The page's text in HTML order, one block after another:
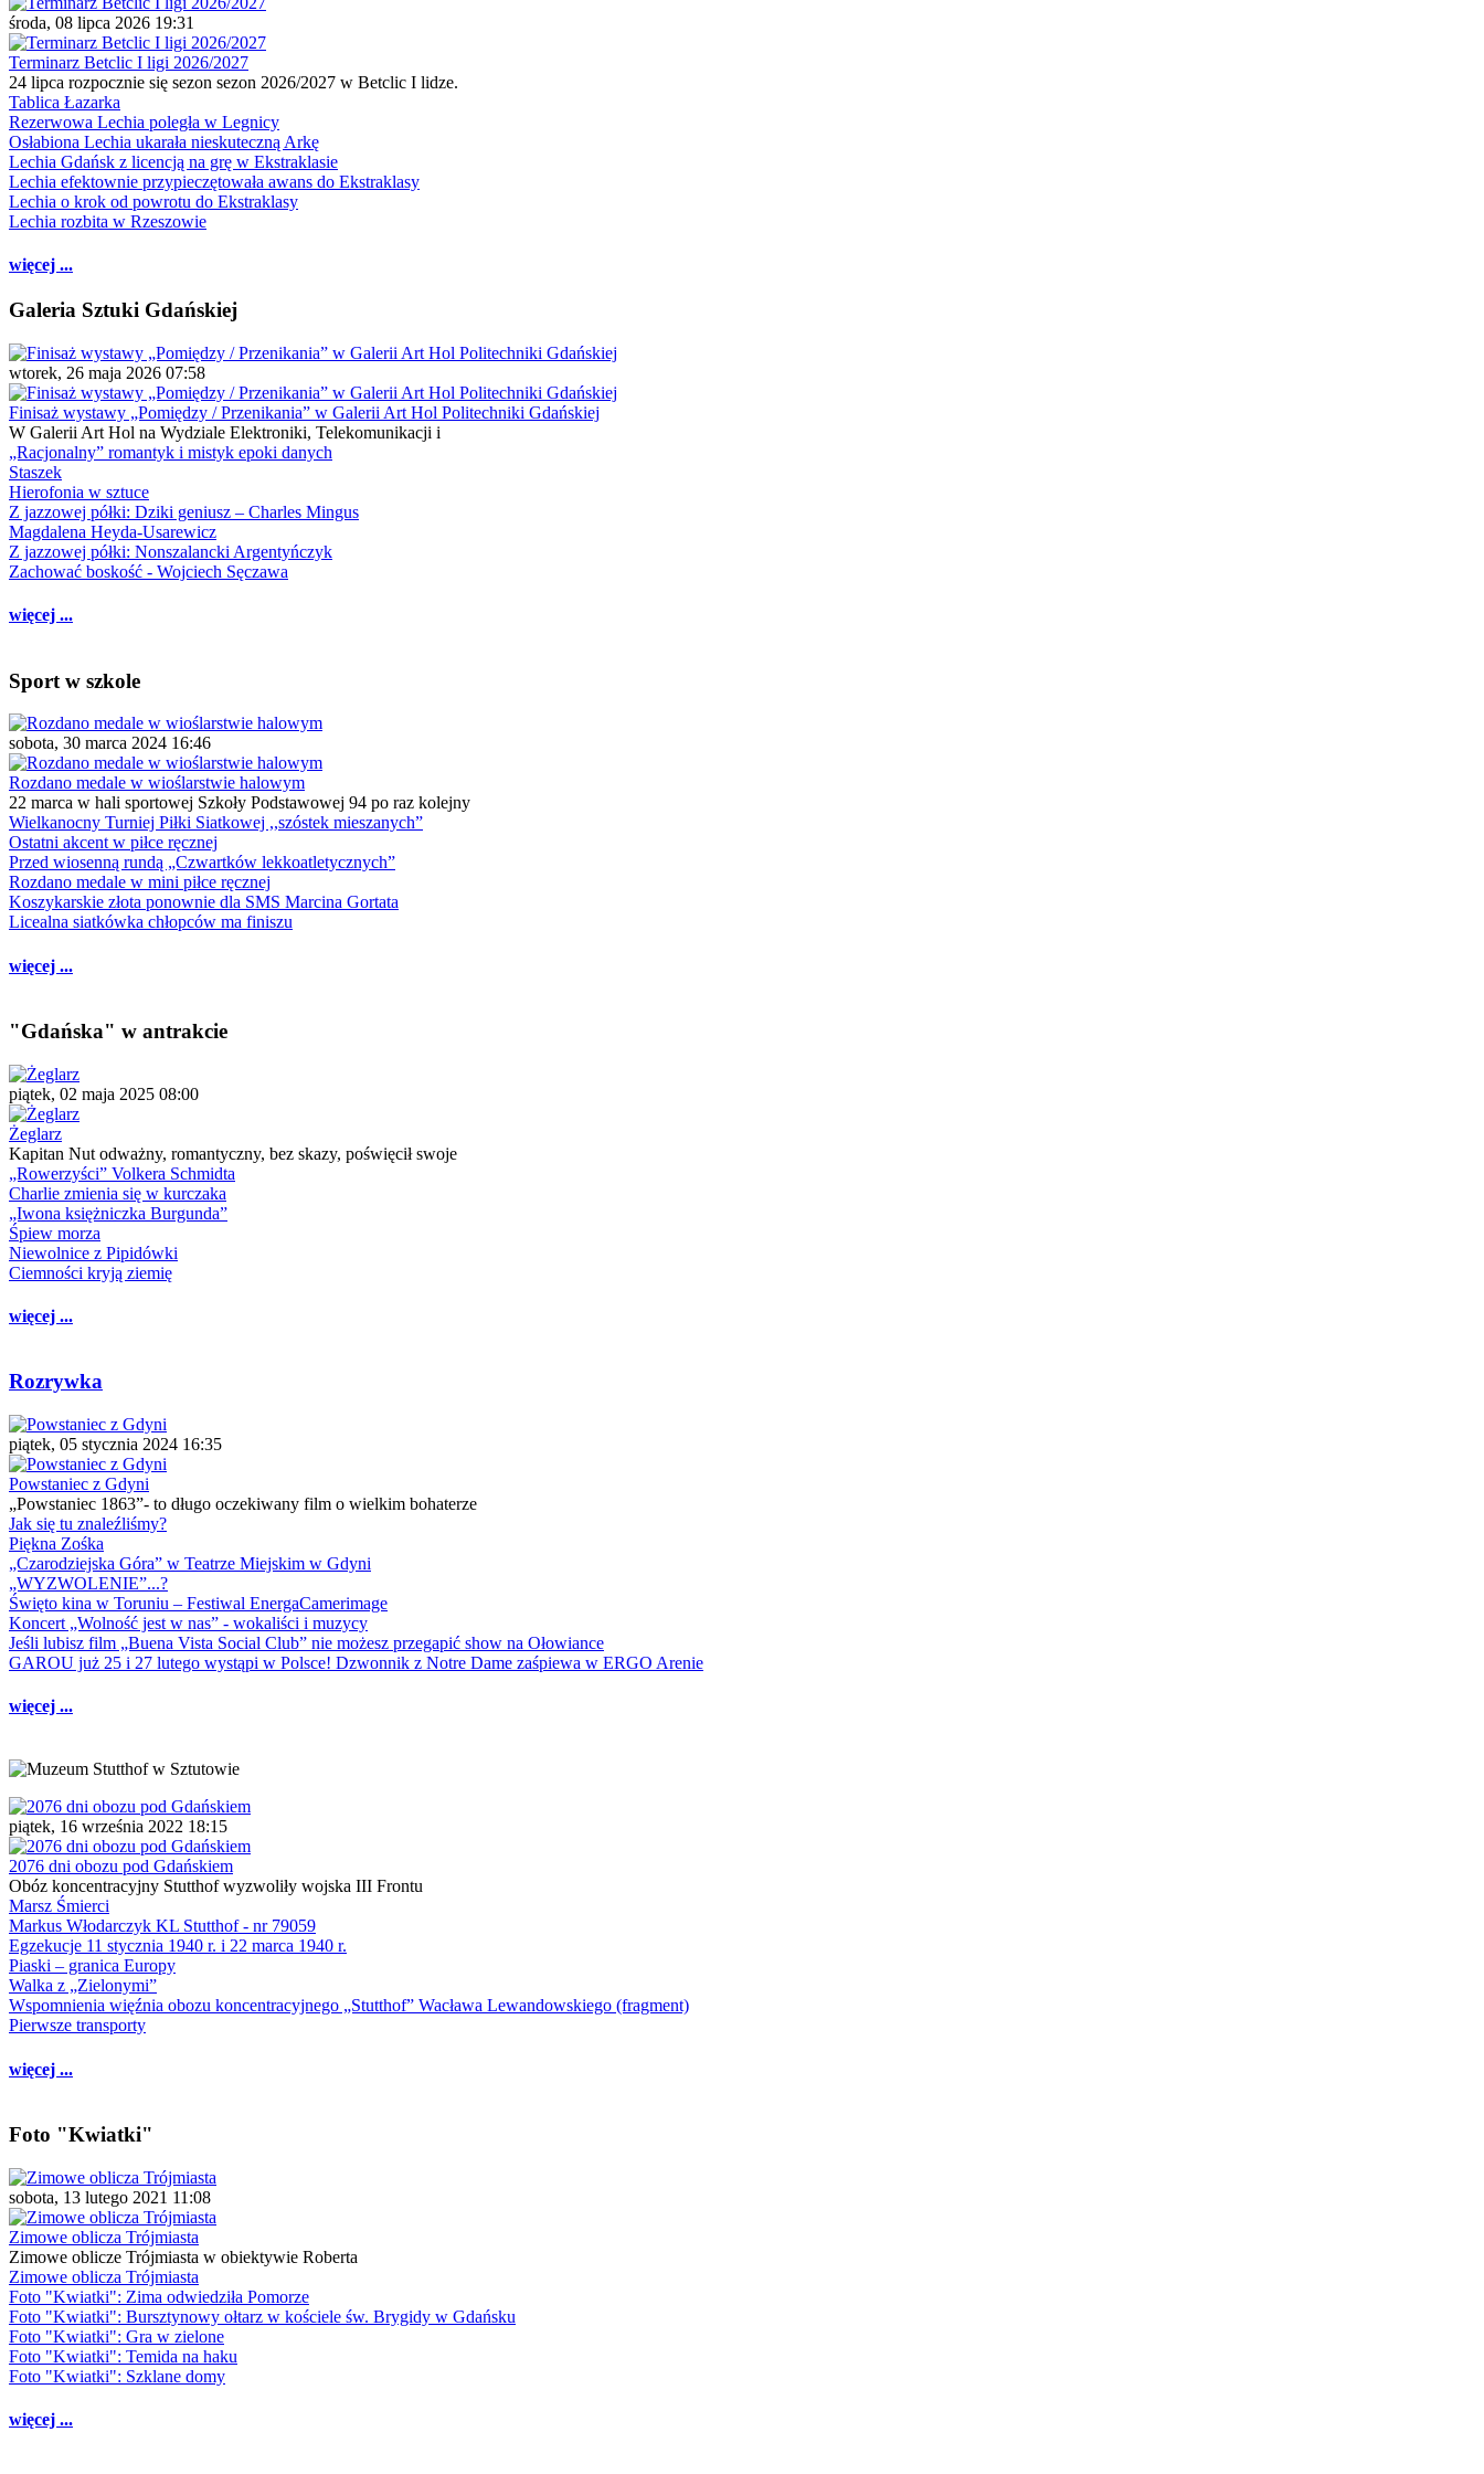
środa, 08 lipca 2026 19:31
Terminarz Betclic I ligi 2026/2027
24 lipca rozpocznie się sezon sezon 2026/2027 w Betclic I lidze.
Tablica Łazarka
Rezerwowa Lechia poległa w Legnicy
Osłabiona Lechia ukarała nieskuteczną Arkę
Lechia Gdańsk z licencją na grę w Ekstraklasie
Lechia efektownie przypieczętowała awans do Ekstraklasy
Lechia o krok od powrotu do Ekstraklasy
Lechia rozbita w Rzeszowie
więcej ...
Galeria Sztuki Gdańskiej
wtorek, 26 maja 2026 07:58
Finisaż wystawy „Pomiędzy / Przenikania” w Galerii Art Hol Politechniki Gdańskiej
W Galerii Art Hol na Wydziale Elektroniki, Telekomunikacji i
„Racjonalny” romantyk i mistyk epoki danych
Staszek
Hierofonia w sztuce
Z jazzowej półki: Dziki geniusz – Charles Mingus
Magdalena Heyda-Usarewicz
Z jazzowej półki: Nonszalancki Argentyńczyk
Zachować boskość - Wojciech Sęczawa
więcej ...
Sport w szkole
sobota, 30 marca 2024 16:46
Rozdano medale w wioślarstwie halowym
22 marca w hali sportowej Szkoły Podstawowej 94 po raz kolejny
Wielkanocny Turniej Piłki Siatkowej ,,szóstek mieszanych”
Ostatni akcent w piłce ręcznej
Przed wiosenną rundą „Czwartków lekkoatletycznych”
Rozdano medale w mini piłce ręcznej
Koszykarskie złota ponownie dla SMS Marcina Gortata
Licealna siatkówka chłopców ma finiszu
więcej ...
"Gdańska" w antrakcie
piątek, 02 maja 2025 08:00
Żeglarz
Kapitan Nut odważny, romantyczny, bez skazy, poświęcił swoje
„Rowerzyści” Volkera Schmidta
Charlie zmienia się w kurczaka
„Iwona księżniczka Burgunda”
Śpiew morza
Niewolnice z Pipidówki
Ciemności kryją ziemię
więcej ...
Rozrywka
piątek, 05 stycznia 2024 16:35
Powstaniec z Gdyni
„Powstaniec 1863”- to długo oczekiwany film o wielkim bohaterze
Jak się tu znaleźliśmy?
Piękna Zośka
„Czarodziejska Góra” w Teatrze Miejskim w Gdyni
„WYZWOLENIE”...?
Święto kina w Toruniu – Festiwal EnergaCamerimage
Koncert „Wolność jest w nas” - wokaliści i muzycy
Jeśli lubisz film „Buena Vista Social Club” nie możesz przegapić show na Ołowiance
GAROU już 25 i 27 lutego wystąpi w Polsce! Dzwonnik z Notre Dame zaśpiewa w ERGO Arenie
więcej ...
piątek, 16 września 2022 18:15
2076 dni obozu pod Gdańskiem
Obóz koncentracyjny Stutthof wyzwoliły wojska III Frontu
Marsz Śmierci
Markus Włodarczyk KL Stutthof - nr 79059
Egzekucje 11 stycznia 1940 r. i 22 marca 1940 r.
Piaski – granica Europy
Walka z „Zielonymi”
Wspomnienia więźnia obozu koncentracyjnego „Stutthof” Wacława Lewandowskiego (fragment)
Pierwsze transporty
więcej ...
Foto "Kwiatki"
sobota, 13 lutego 2021 11:08
Zimowe oblicza Trójmiasta
Zimowe oblicze Trójmiasta w obiektywie Roberta
Zimowe oblicza Trójmiasta
Foto "Kwiatki": Zima odwiedziła Pomorze
Foto "Kwiatki": Bursztynowy ołtarz w kościele św. Brygidy w Gdańsku
Foto "Kwiatki": Gra w zielone
Foto "Kwiatki": Temida na haku
Foto "Kwiatki": Szklane domy
więcej ...